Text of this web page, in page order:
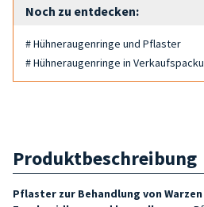
Noch zu entdecken:
# Hühneraugenringe und Pflaster
# Hühneraugenringe in
Produktbeschreibung
Pflaster zur Behandlung von Warzen